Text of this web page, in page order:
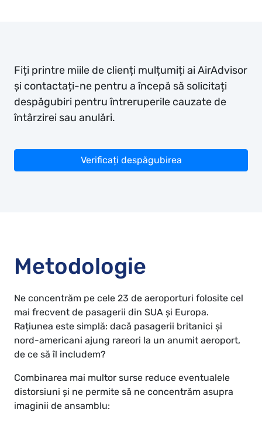
Fiți printre miile de clienți mulțumiți ai AirAdvisor
și contactați-ne pentru a începă să solicitați
despăgubiri pentru întreruperile cauzate de
întârzirei sau anulări.
Verificați despăgubirea
Metodologie
Ne concentrăm pe cele 23 de aeroporturi folosite cel
mai frecvent de pasagerii din SUA și Europa.
Rațiunea este simplă: dacă pasagerii britanici și
nord-americani ajung rareori la un anumit aeroport,
de ce să îl includem?
Combinarea mai multor surse reduce eventualele
distorsiuni și ne permite să ne concentrăm asupra
imaginii de ansamblu: